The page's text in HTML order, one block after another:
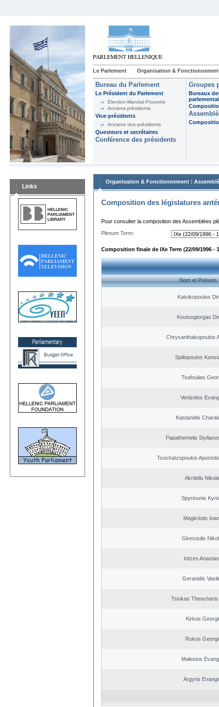
Le Parlement Organisation &
Bureau du Parlement
Le Président du Parlement
Election-Mandat-Pouvoirs
Anciens présidents
Vice-présidents
Anciens vice-présidents
Questeurs et secrétaires
Conférence des présidents
Groupes
Bureaux
Links
Organisation & Fonctionnement :
Composition des législatures
Pour consulter la composition des Assemblées
Plenum Term:
Composition finale de IXe Term (22/09/1996 -
Nom et Prénom
Katsikopoulos
Koutsogiorgas
Chrysanthakopoulos
Spiliopoulos
Tsafoulias
Venizelos
Kastanidis
Papathemelis
Tsochatzopoulos
Akritidis
Spyriounis
Magkriotis
Gkesoulis
Intzes
Geranidis
Tsiokas
Kirkos
Rokos
Malesios
Argyris